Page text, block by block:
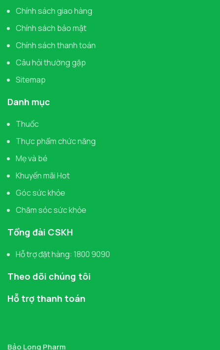
Chính sách giao hàng
Chính sách bảo mật
Chính sách thanh toán
Câu hỏi thường gặp
Sitemap
Danh mục
Thuốc
Thực phẩm chức năng
Mẹ và bé
Khuyến mãi Hot
Góc sức khỏe
Chăm sóc sức khỏe
Tổng đài CSKH
Hỗ trợ đặt hàng: 1800 9090
Theo dõi chúng tôi
Hỗ trợ thanh toán
Bảo Long Pharm